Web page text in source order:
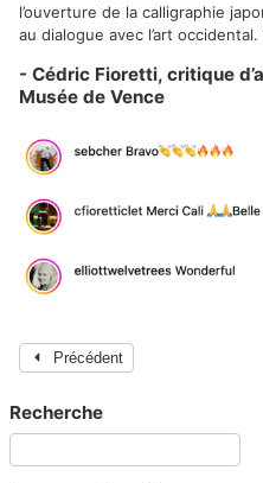
l’ouverture de la calligraphie
au dialogue avec l’art occidental.
- Cédric Fioretti, critique
Musée de Vence
Précédent
Recherche